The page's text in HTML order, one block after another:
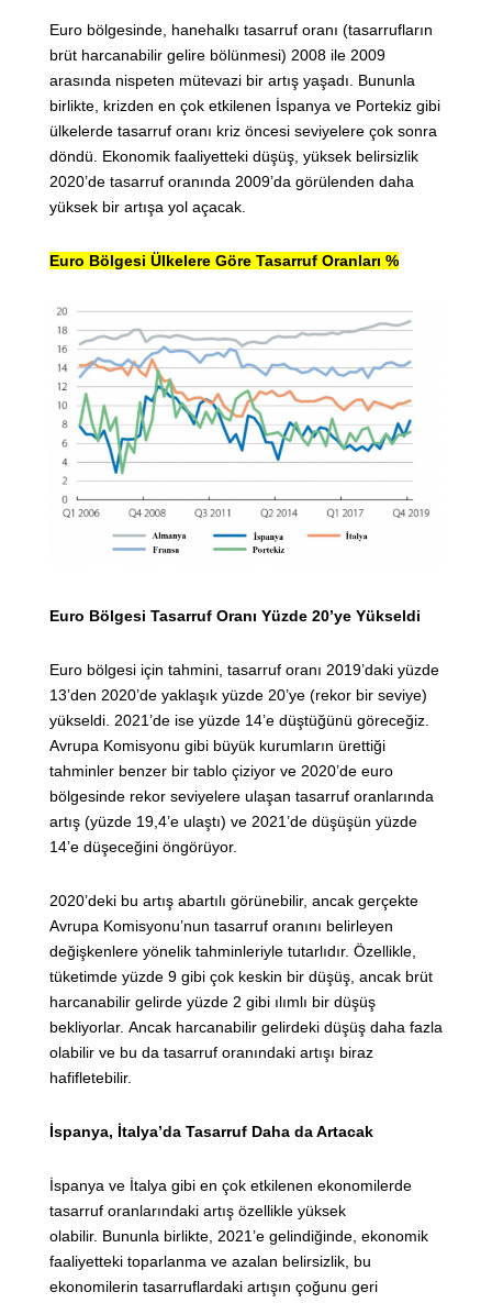
Euro bölgesinde, hanehalkı tasarruf oranı (tasarrufların
brüt harcanabilir gelire bölünmesi) 2008 ile 2009
arasında nispeten mütevazi bir artış yaşadı. Bununla
birlikte, krizden en çok etkilenen İspanya ve Portekiz gibi
ülkelerde tasarruf oranı kriz öncesi seviyelere çok sonra
döndü. Ekonomik faaliyetteki düşüş, yüksek belirsizlik
2020’de tasarruf oranında 2009’da görülenden daha
yüksek bir artışa yol açacak.
Euro Bölgesi Ülkelere Göre Tasarruf Oranları %
Euro Bölgesi Tasarruf Oranı Yüzde 20’ye Yükseldi
Euro bölgesi için tahmini, tasarruf oranı 2019’daki yüzde
13’den 2020’de yaklaşık yüzde 20’ye (rekor bir seviye)
yükseldi. 2021’de ise yüzde 14’e düştüğünü göreceğiz.
Avrupa Komisyonu gibi büyük kurumların ürettiği
tahminler benzer bir tablo çiziyor ve 2020’de euro
bölgesinde rekor seviyelere ulaşan tasarruf oranlarında
artış (yüzde 19,4’e ulaştı) ve 2021’de düşüşün yüzde
14’e düşeceğini öngörüyor.
2020’deki bu artış abartılı görünebilir, ancak gerçekte
Avrupa Komisyonu’nun tasarruf oranını belirleyen
değişkenlere yönelik tahminleriyle tutarlıdır. Özellikle,
tüketimde yüzde 9 gibi çok keskin bir düşüş, ancak brüt
harcanabilir gelirde yüzde 2 gibi ılımlı bir düşüş
bekliyorlar. Ancak harcanabilir gelirdeki düşüş daha fazla
olabilir ve bu da tasarruf oranındaki artışı biraz
hafifletebilir.
İspanya, İtalya’da Tasarruf Daha da Artacak
İspanya ve İtalya gibi en çok etkilenen ekonomilerde
tasarruf oranlarındaki artış özellikle yüksek
olabilir. Bununla birlikte, 2021’e gelindiğinde, ekonomik
faaliyetteki toparlanma ve azalan belirsizlik, bu
ekonomilerin tasarruflardaki artışın çoğunu geri